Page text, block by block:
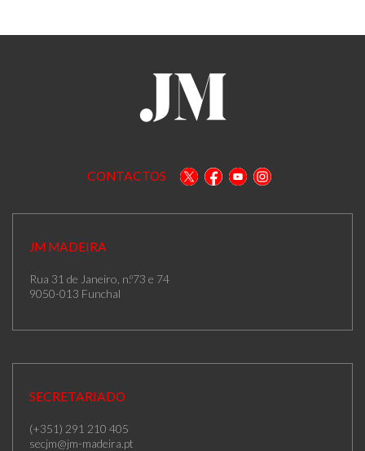
CONTACTOS
JM MADEIRA
Rua 31 de Janeiro, n.º73 e 74
9050-013 Funchal
SECRETARIADO
(+351) 291 210 405
secjm@jm-madeira.pt